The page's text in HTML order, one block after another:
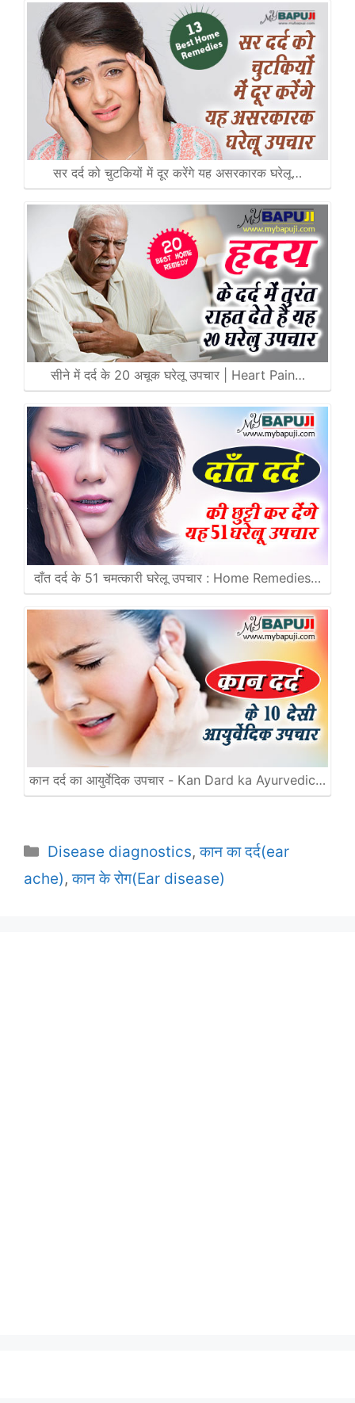
सर दर्द को चुटकियों में दूर करेंगे यह असरकारक घरेलू…
सीने में दर्द के 20 अचूक घरेलू उपचार | Heart Pain…
दाँत दर्द के 51 चमत्कारी घरेलू उपचार : Home Remedies…
कान दर्द का आयुर्वेदिक उपचार - Kan Dard ka Ayurvedic…
Categories
Disease diagnostics,कान का दर्द(ear
ache),कान के रोग(Ear disease)